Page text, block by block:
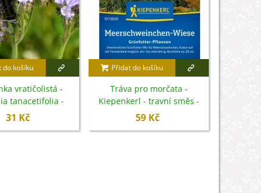
do košíku
vratičolistá -
tanacetifolia -
- 50 ks
31 Kč
Přidat do košíku
Tráva pro morčata -
Kiepenkerl - travní směs -
1 ks
59 Kč